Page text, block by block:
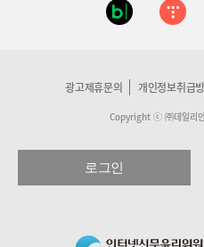
광고제휴문의 개인정보취급
Copyright ⓒ ㈜데일리
로그인